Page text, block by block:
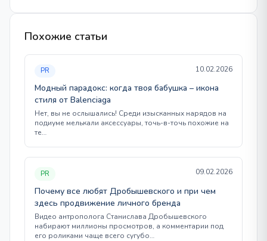
Похожие статьи
PR 10.02.2026
Модный парадокс: когда твоя бабушка – икона
стиля от Balenciaga
Нет, вы не ослышались! Среди изысканных нарядов на
подиуме мелькали аксессуары, точь-в-точь похожие на
те…
PR 09.02.2026
Почему все любят Дробышевского и при чем
здесь продвижение личного бренда
Видео антрополога Станислава Дробышевского
набирают миллионы просмотров, а комментарии под
его роликами чаще всего сугубо…